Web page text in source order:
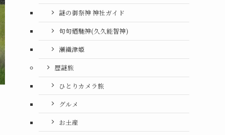
謎の御祭神 神社ガイド
句句廼馳神(久久能智神)
瀬織津姫
歴謎旅
ひとりカメラ旅
グルメ
お土産